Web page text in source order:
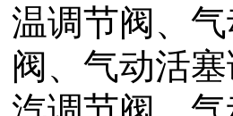
温调节阀、
阀、气动活